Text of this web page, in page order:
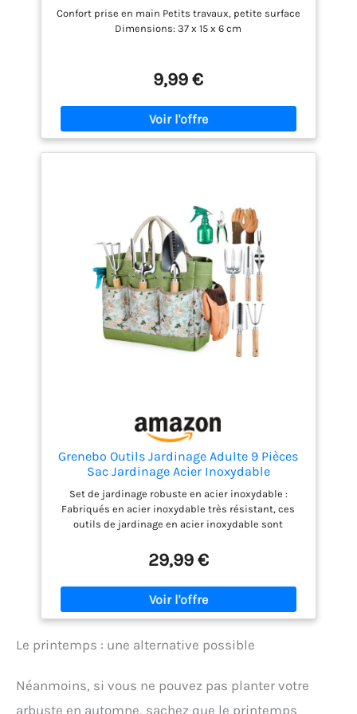
Surfaces – Pelle à Terreau Transplantoir
Râteau à Fleurs Fourche – Jardinage
Maison
Confort prise en main Petits travaux, petite surface
Dimensions: 37 x 15 x 6 cm
9,99 €
Grenebo Outils Jardinage Adulte 9 Pièces
Sac Jardinage Acier Inoxydable
Set de jardinage robuste en acier inoxydable :
Fabriqués en acier inoxydable très résistant, ces
outils de jardinage en acier inoxydable sont
matériau de qualité stable comme celui-ci, ces
outils de jardinage se déforment à peine. Un
ensemble pour tous : L'ensemble d'outils de
jardinage Grenebo comprend un total de 8 outils et
1 sac de rangement. Sécateur, désherbeur,
vous avez besoin pour l'entretien quotidien de votre
sans effort, les outils de jardinage sont dotés de
poignées en bois antidérapantes, bien conçues et
29,99 €
Le printemps : une alternative possible
Néanmoins, si vous ne pouvez pas planter votre
arbuste en automne, sachez que le printemps